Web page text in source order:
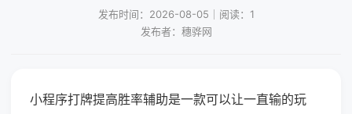
发布时间：2026-08-05｜阅读：1
发布者：穗骅网
小程序打牌提高胜率辅助是一款可以让一直输的玩